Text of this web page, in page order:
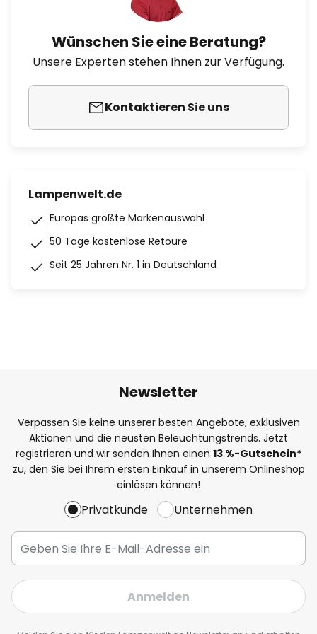
Wünschen Sie eine Beratung?
Unsere Experten stehen Ihnen zur Verfügung.
Kontaktieren Sie uns
Lampenwelt.de
Europas größte Markenauswahl
50 Tage kostenlose Retoure
Seit 25 Jahren Nr. 1 in Deutschland
Newsletter
Verpassen Sie keine unserer besten Angebote, exklusiven
Aktionen und die neusten Beleuchtungstrends. Jetzt
registrieren und wir senden Ihnen einen 13 %-Gutschein*
zu, den Sie bei Ihrem ersten Einkauf in unserem Onlineshop
einlösen können!
Privatkunde Unternehmen
Anmelden